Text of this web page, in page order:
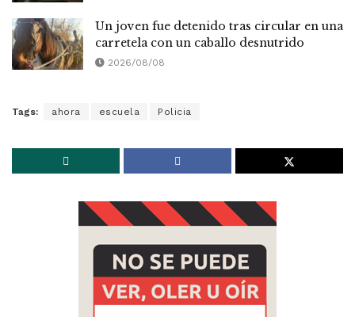
Un joven fue detenido tras circular en una
carretela con un caballo desnutrido
2026/08/08
Tags: ahora escuela Policia